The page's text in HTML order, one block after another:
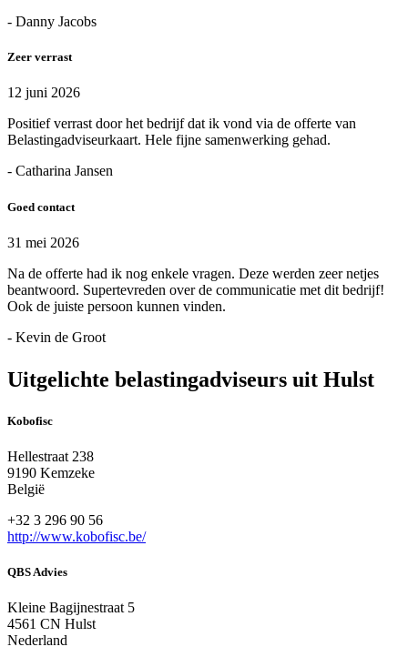
- Danny Jacobs
Zeer verrast
12 juni 2026
Positief verrast door het bedrijf dat ik vond via de offerte van
Belastingadviseurkaart. Hele fijne samenwerking gehad.
- Catharina Jansen
Goed contact
31 mei 2026
Na de offerte had ik nog enkele vragen. Deze werden zeer netjes
beantwoord. Supertevreden over de communicatie met dit bedrijf!
Ook de juiste persoon kunnen vinden.
- Kevin de Groot
Uitgelichte belastingadviseurs uit Hulst
Kobofisc
Hellestraat 238
9190 Kemzeke
België
+32 3 296 90 56
http://www.kobofisc.be/
QBS Advies
Kleine Bagijnestraat 5
4561 CN Hulst
Nederland